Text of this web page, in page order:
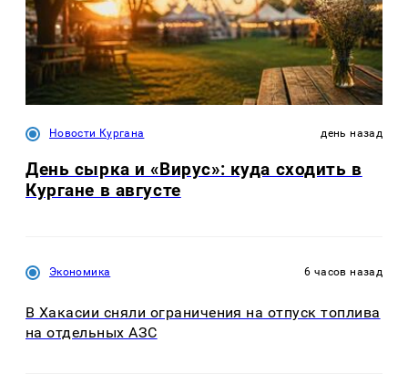
Новости Кургана день назад
День сырка и «Вирус»: куда сходить в
Кургане в августе
Экономика 6 часов назад
В Хакасии сняли ограничения на отпуск топлива
на отдельных АЗС